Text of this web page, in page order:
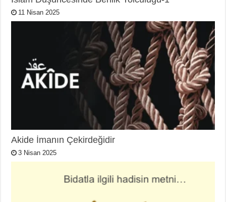
11 Nisan 2025
Akide İmanın Çekirdeğidir
3 Nisan 2025